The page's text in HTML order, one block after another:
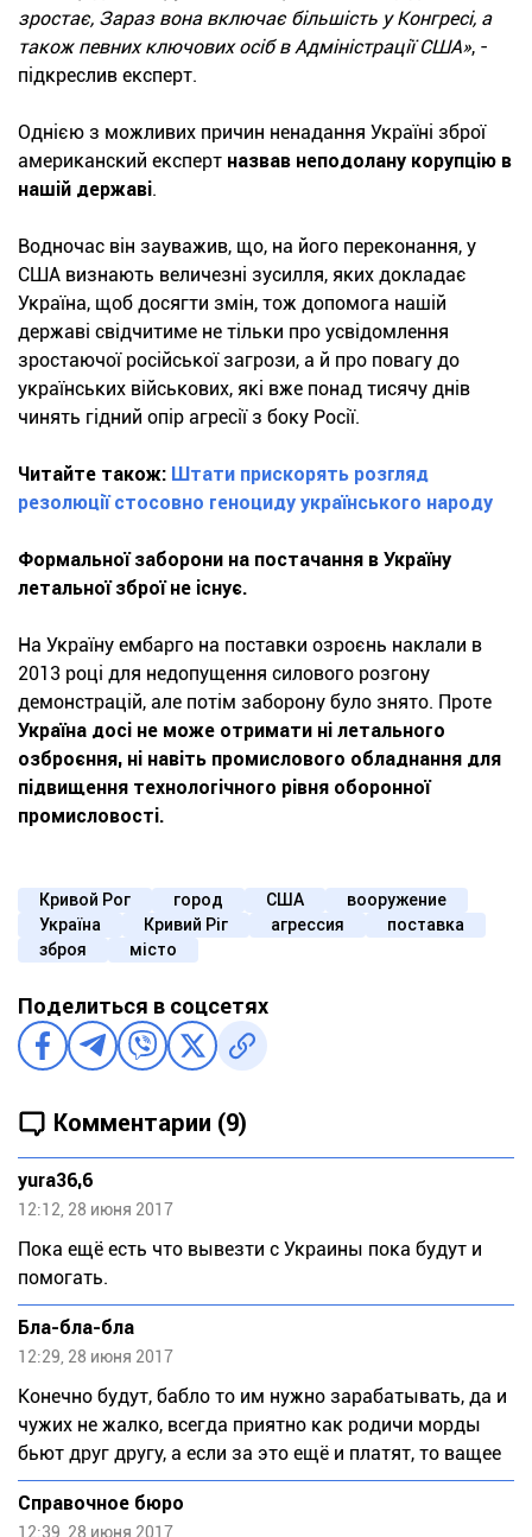
зростає, Зараз вона включає більшість у Конгресі, а
також певних ключових осіб в Адміністрації США», -
підкреслив експерт.
Однією з можливих причин ненадання Україні зброї
американский експерт назвав неподолану корупцію в
нашій державі.
Водночас він зауважив, що, на його переконання, у
США визнають величезні зусилля, яких докладає
Україна, щоб досягти змін, тож допомога нашій
державі свідчитиме не тільки про усвідомлення
зростаючої російської загрози, а й про повагу до
українських військових, які вже понад тисячу днів
чинять гідний опір агресії з боку Росії.
Читайте також: Штати прискорять розгляд
резолюції стосовно геноциду українського народу
Формальної заборони на постачання в Україну
летальної зброї не існує.
На Україну ембарго на поставки озроєнь наклали в
2013 році для недопущення силового розгону
демонстрацій, але потім заборону було знято. Проте
Україна досі не може отримати ні летального
озброєння, ні навіть промислового обладнання для
підвищення технологічного рівня оборонної
промисловості.
Кривой Рог город США
вооружение
Україна
Кривий Ріг агрессия
поставка
зброя
місто
Поделиться в соцсетях
Комментарии (9)
yura36,6
12:12, 28 июня 2017
Пока ещё есть что вывезти с Украины пока будут и
помогать.
Бла-бла-бла
12:29, 28 июня 2017
Конечно будут, бабло то им нужно зарабатывать, да и
чужих не жалко, всегда приятно как родичи морды
бьют друг другу, а если за это ещё и платят, то ващее
Справочное бюро
12:39, 28 июня 2017